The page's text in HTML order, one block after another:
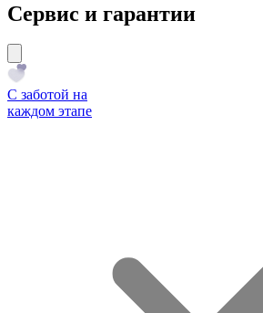
Сервис и гарантии
С заботой на
каждом этапе